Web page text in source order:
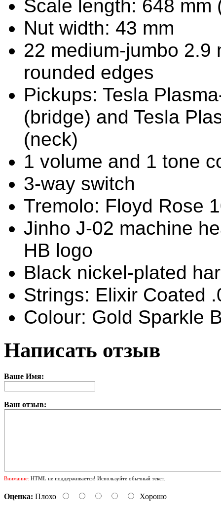
Scale length: 648 mm
Nut width: 43 mm
22 medium-jumbo 2.9
rounded edges
Pickups: Tesla
(bridge) and Tesla
(neck)
1 volume and 1 tone
3-way switch
Tremolo: Floyd Rose
Jinho J-02 machine
HB logo
Black nickel-plated
Strings: Elixir Coated
Colour: Gold Sparkle
Написать отзыв
Ваше Имя:
Ваш отзыв:
Внимание: HTML не поддерживается! Используйте обычный текст.
Оценка: Плохо Хорошо